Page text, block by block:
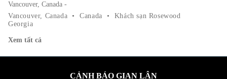
Vancouver, Canada -
Vancouver, Canada • Canada •
Khách sạn Rosewood
Georgia
Xem tất cả
CẢNH BÁO GIAN LẬN